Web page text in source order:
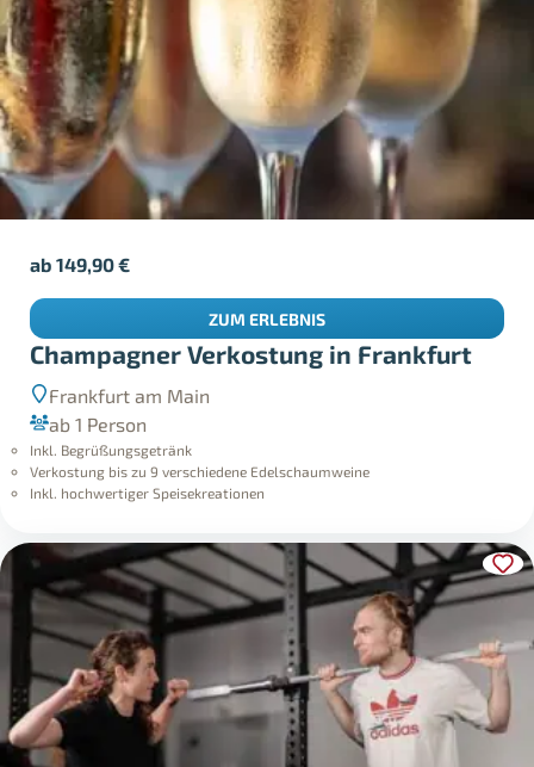
Champagner Verkostung in Frankfurt
Frankfurt am Main
ab 1 Person
Inkl. Begrüßungsgetränk
Verkostung bis zu 9 verschiedene Edelschaumweine
Inkl. hochwertiger Speisekreationen
ab149,90€
ZUM ERLEBNIS